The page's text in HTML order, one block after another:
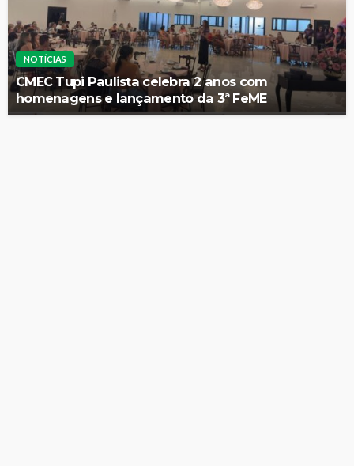
NOTÍCIAS
CMEC Tupi Paulista celebra 2 anos com
homenagens e lançamento da 3ª FeME